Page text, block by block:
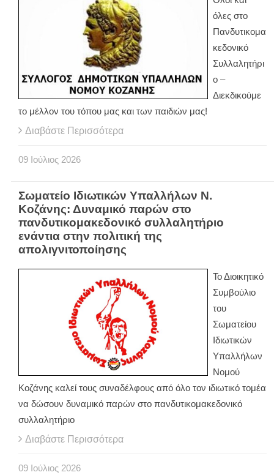
όλες στο
Πανδυτικομα
κεδονικό
Συλλαλητήρι
ο –
Διεκδικούμε
το μέλλον του τόπου μας και των παιδιών μας!
Διαβάστε Περισσότερα
09 Ιούλιος 2026
Σωματείο Ιδιωτικών Υπαλλήλων Ν.
Κοζάνης: Δυναμικό παρών στο
πανδυτικομακεδονικό συλλαλητήριο
ενάντια στην πολιτική της
απολιγνιτοποίησης
Το Διοικητικό
Συμβούλιο
του
Σωματείου
Ιδιωτικών
Υπαλλήλων
Νομού
Κοζάνης καλεί τους συναδέλφους από όλο τον ιδιωτικό τομέα
να δώσουν δυναμικό παρών στο πανδυτικομακεδονικό
συλλαλητήριο
Διαβάστε Περισσότερα
09 Ιούλιος 2026